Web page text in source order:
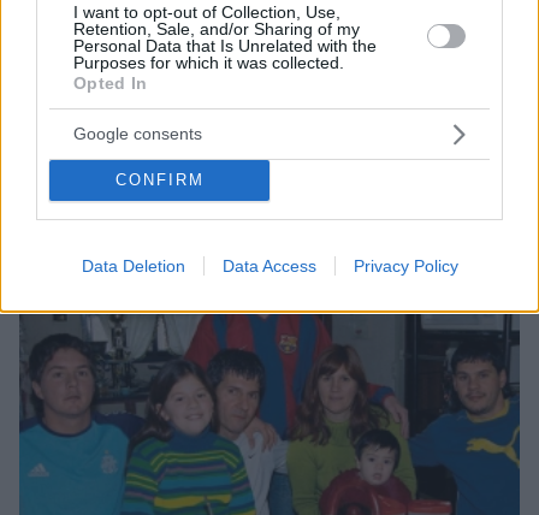
I want to opt-out of Collection, Use,
Retention, Sale, and/or Sharing of my
Personal Data that Is Unrelated with the
Purposes for which it was collected.
Opted In
Google consents
CONFIRM
Data Deletion Data Access Privacy Policy
Για ανθρωποκτονία από αμέλεια κατηγορούνται οι
γονείς του 4χρονου και ο ιδιοκτήτης του beach
bar στην Πάρο: Πώς έγινε η τραγωδία
08.08.2026, 21:22